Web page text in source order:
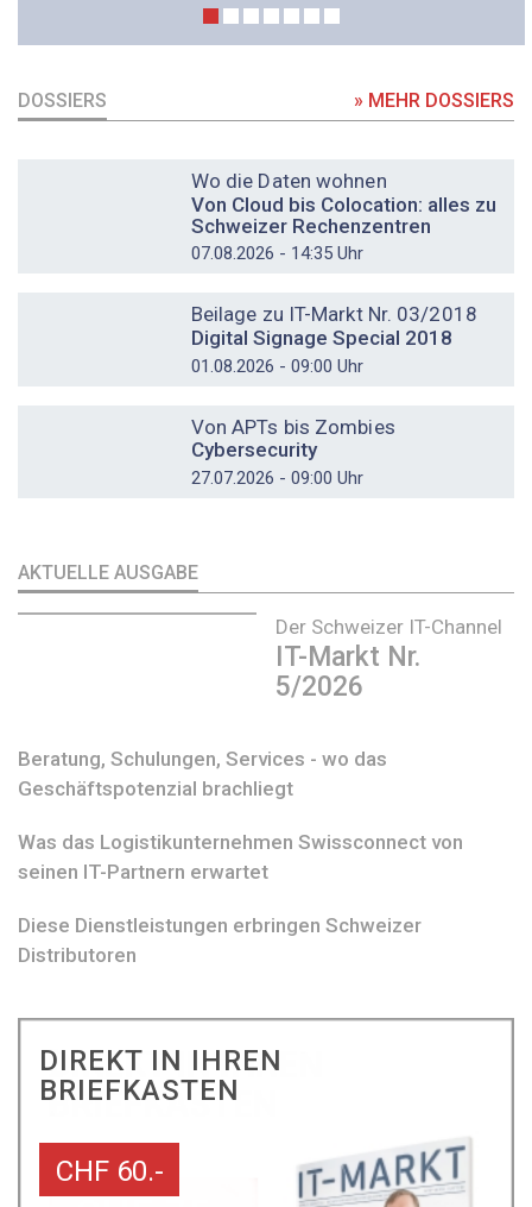
DOSSIERS » MEHR DOSSIERS
Wo die Daten wohnen
Von Cloud bis Colocation: alles zu
Schweizer Rechenzentren
07.08.2026 - 14:35 Uhr
Beilage zu IT-Markt Nr. 03/2018
Digital Signage Special 2018
01.08.2026 - 09:00 Uhr
Von APTs bis Zombies
Cybersecurity
27.07.2026 - 09:00 Uhr
AKTUELLE AUSGABE
Der Schweizer IT-Channel
IT-Markt Nr.
5/2026
Beratung, Schulungen, Services - wo das
Geschäftspotenzial brachliegt
Was das Logistikunternehmen Swissconnect von
seinen IT-Partnern erwartet
Diese Dienstleistungen erbringen Schweizer
Distributoren
DIREKT IN IHREN
BRIEFKASTEN
CHF 60.-